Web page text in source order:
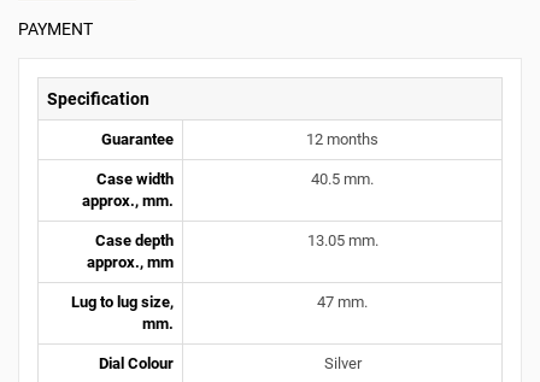
PAYMENT
Specification
Guarantee 12 months
Case width
approx., mm.
40.5 mm.
Case depth
approx., mm
13.05 mm.
Lug to lug size,
mm.
47 mm.
Dial Colour Silver